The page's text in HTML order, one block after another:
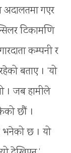
अदालतमा गएर
टिकामणि
कम्पनी र
बताए । ‘यो
। जब हामीले
छौं ।
भनेको छ । यो